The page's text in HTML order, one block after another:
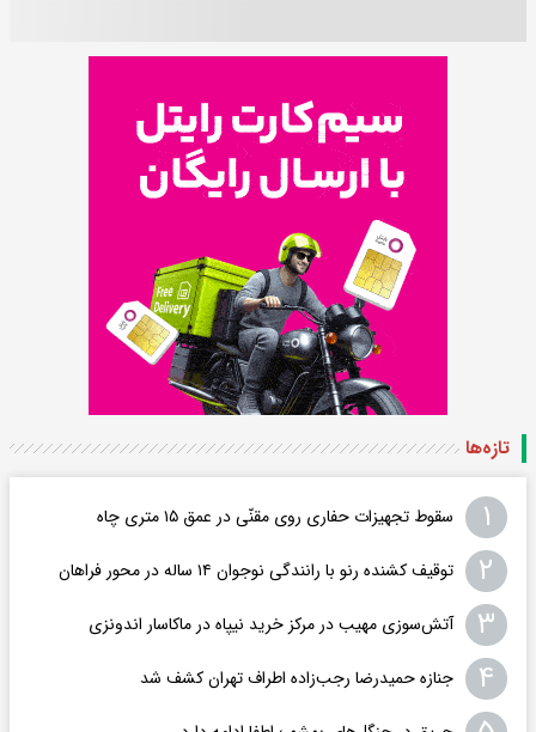
تازه‌ها
۱ سقوط تجهیزات حفاری روی مقنّی در عمق ۱۵ متری چاه
۲ توقیف کشنده رنو با رانندگی نوجوان ۱۴ ساله در محور فراهان
۳ آتش‌سوزی مهیب در مرکز خرید نیپاه در ماکاسار اندونزی
۴ جنازه حمیدرضا رجب‌زاده اطراف تهران کشف شد